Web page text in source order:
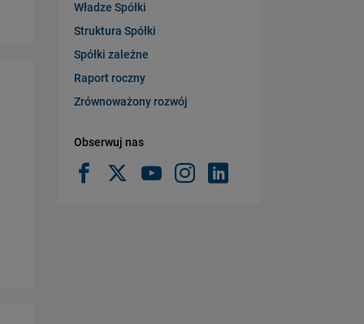
Władze Spółki
Struktura Spółki
Spółki zależne
Raport roczny
Zrównoważony rozwój
Obserwuj nas